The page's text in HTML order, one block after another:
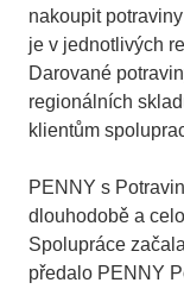
nakoupit
je v jednotlivých
Darované
regionálních
klientům
PENNY s
dlouhodobě a
Spolupráce
předalo PENNY